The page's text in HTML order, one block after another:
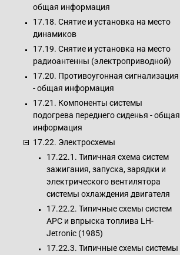
общая информация
17.18. Снятие и установка на место
динамиков
17.19. Снятие и установка на место
радиоантенны (электроприводной)
17.20. Противоугонная сигнализация
- общая информация
17.21. Компоненты системы
подогрева переднего сиденья - общая
информация
17.22. Электросхемы
17.22.1. Типичная схема систем
зажигания, запуска, зарядки и
электрического вентилятора
системы охлаждения двигателя
17.22.2. Типичные схемы систем
APC и впрыска топлива LH-
Jetronic (1985)
17.22.3. Типичные схемы системы